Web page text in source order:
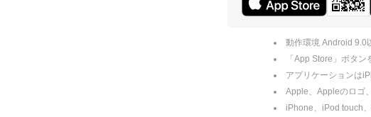
動作環境 Android 9.0
「App Store」ボタ
アプリケーションは
Apple、Appleのロゴ
iPhone、iPod touch